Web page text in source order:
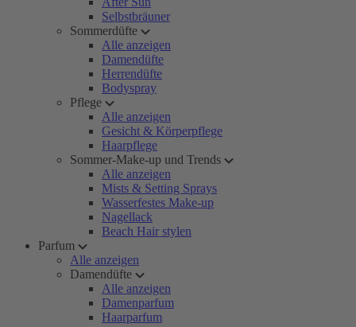
Selbstbräuner
Sommerdüfte
Alle anzeigen
Damendüfte
Herrendüfte
Bodyspray
Pflege
Alle anzeigen
Gesicht & Körperpflege
Haarpflege
Sommer-Make-up und Trends
Alle anzeigen
Mists & Setting Sprays
Wasserfestes Make-up
Nagellack
Beach Hair stylen
Parfum
Alle anzeigen
Damendüfte
Alle anzeigen
Damenparfum
Haarparfum